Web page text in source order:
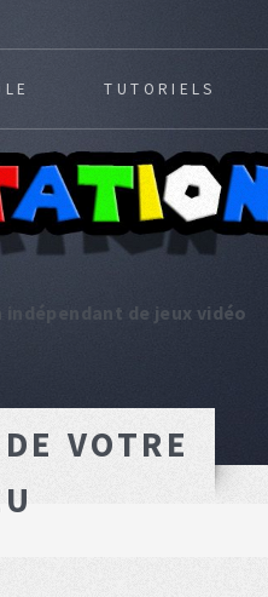
de jeux vidéo
TUTORIELS
VOTRE